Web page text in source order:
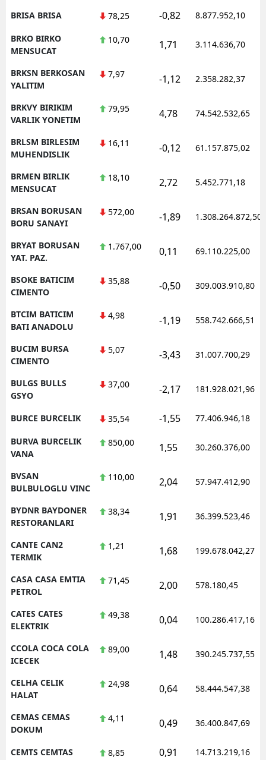
BRISA BRISA 78,25 -0,82 8.877.952,10
BRKO BIRKO
MENSUCAT
10,70 1,71 3.114.636,70
BRKSN BERKOSAN
YALITIM
7,97 -1,12 2.358.282,37
BRKVY BIRIKIM
VARLIK YONETIM
79,95 4,78 74.542.532,65
BRLSM BIRLESIM
MUHENDISLIK
16,11 -0,12 61.157.875,02
BRMEN BIRLIK
MENSUCAT
18,10 2,72 5.452.771,18
BRSAN BORUSAN
BORU SANAYI
572,00 -1,89 1.308.264.872,50
BRYAT BORUSAN
YAT. PAZ.
1.767,00 0,11 69.110.225,00
BSOKE BATICIM
CIMENTO
35,88 -0,50 309.003.910,80
BTCIM BATICIM
BATI ANADOLU
4,98 -1,19 558.742.666,51
BUCIM BURSA
CIMENTO
5,07 -3,43 31.007.700,29
BULGS BULLS
GSYO
37,00 -2,17 181.928.021,96
BURCE BURCELIK 35,54 -1,55 77.406.946,18
BURVA BURCELIK
VANA
850,00 1,55 30.260.376,00
BVSAN
BULBULOGLU VINC
110,00 2,04 57.947.412,90
BYDNR BAYDONER
RESTORANLARI
38,34 1,91 36.399.523,46
CANTE CAN2
TERMIK
1,21 1,68 199.678.042,27
CASA CASA EMTIA
PETROL
71,45 2,00 578.180,45
CATES CATES
ELEKTRIK
49,38 0,04 100.286.417,16
CCOLA COCA COLA
ICECEK
89,00 1,48 390.245.737,55
CELHA CELIK
HALAT
24,98 0,64 58.444.547,38
CEMAS CEMAS
DOKUM
4,11 0,49 36.400.847,69
CEMTS CEMTAS 8,85 0,91 14.713.219,16